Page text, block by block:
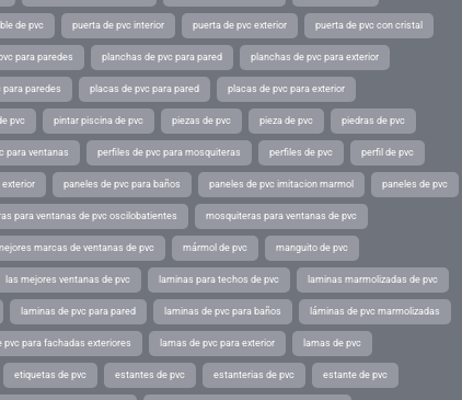
de pvc puerta de pvc interior puerta de pvc exterior puerta de pvc con cristal
para paredes planchas de pvc para pared planchas de pvc para exterior
para paredes placas de pvc para pared placas de pvc para exterior
pvc pintar piscina de pvc piezas de pvc pieza de pvc piedras de pvc
para ventanas perfiles de pvc para mosquiteras perfiles de pvc perfil de pvc
exterior paneles de pvc para baños paneles de pvc imitacion marmol paneles de pvc
para ventanas de pvc oscilobatientes mosquiteras para ventanas de pvc
marcas de ventanas de pvc mármol de pvc manguito de pvc
las mejores ventanas de pvc laminas para techos de pvc laminas marmolizadas de pvc
laminas de pvc para pared laminas de pvc para baños láminas de pvc marmolizadas
pvc para fachadas exteriores lamas de pvc para exterior lamas de pvc
etiquetas de pvc estantes de pvc estanterias de pvc estante de pvc